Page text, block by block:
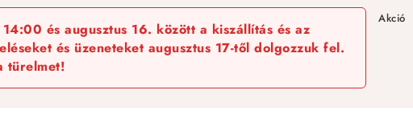
és augusztus 16. között a kiszállítás és az
és üzeneteket augusztus 17-től dolgozzuk fel.
türelmet!
Akció